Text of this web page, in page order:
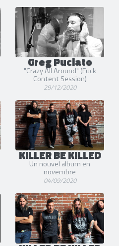
Greg Puciato
"Crazy All Around" (Fuck
Content Session)
29/12/2020
KILLER BE KILLED
Un nouvel album en
novembre
04/09/2020